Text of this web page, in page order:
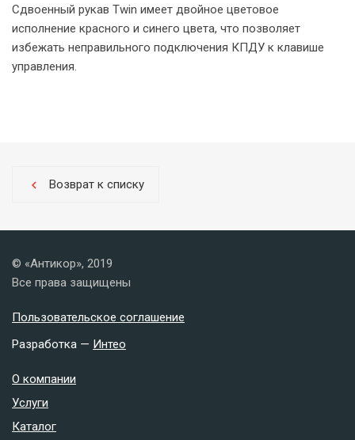
Сдвоенный рукав Twin имеет двойное цветовое
исполнение красного и синего цвета, что позволяет
избежать неправильного подключения КПДУ к клавише
управления.
chevron_left Возврат к списку
© «Антикор», 2019
Все права защищены
Пользовательское соглашение
Разработка — Интео
О компании
Услуги
Каталог